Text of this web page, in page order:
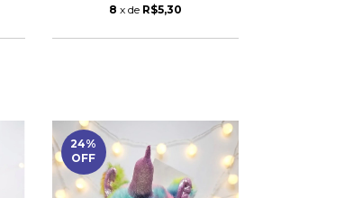
8 x de R$5,30
24%
OFF